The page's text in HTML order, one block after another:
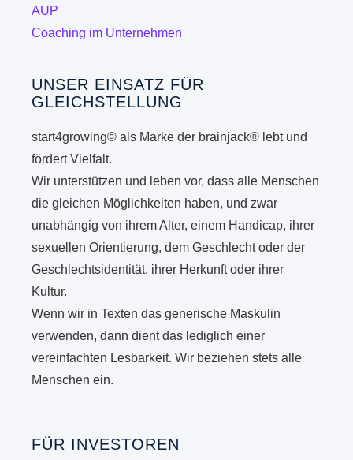
AUP
Coaching im Unternehmen
UNSER EINSATZ FÜR
GLEICHSTELLUNG
start4growing© als Marke der brainjack® lebt und
fördert Vielfalt.
Wir unterstützen und leben vor, dass alle Menschen
die gleichen Möglichkeiten haben, und zwar
unabhängig von ihrem Alter, einem Handicap, ihrer
sexuellen Orientierung, dem Geschlecht oder der
Geschlechtsidentität, ihrer Herkunft oder ihrer
Kultur.
Wenn wir in Texten das generische Maskulin
verwenden, dann dient das lediglich einer
vereinfachten Lesbarkeit. Wir beziehen stets alle
Menschen ein.
FÜR INVESTOREN